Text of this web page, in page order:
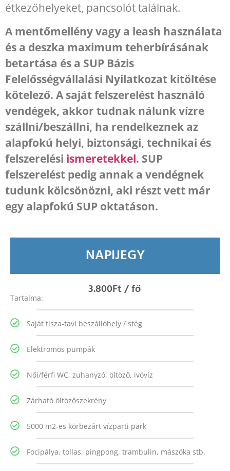
étkezőhelyeket, pancsolót találnak.
A mentőmellény vagy a leash használata
és a deszka maximum teherbírásának
betartása és a SUP Bázis
Felelősségvállalási Nyilatkozat kitöltése
kötelező. A saját felszerelést használó
vendégek, akkor tudnak nálunk vízre
szállni/beszállni, ha rendelkeznek az
alapfokú helyi, biztonsági, technikai és
felszerelési ismeretekkel. SUP
felszerelést pedig annak a vendégnek
tudunk kölcsönözni, aki részt vett már
egy alapfokú SUP oktatáson.
NAPIJEGY
3.800Ft / fő
Tartalma:
Saját tisza-tavi beszállóhely / stég
Elektromos pumpák
Női/férfi WC, zuhanyzó, öltöző, ivóvíz
Zárható öltözőszekrény
5000 m2-es körbezárt vízparti park
Focipálya, tollas, pingpong, trambulin, mászóka stb.